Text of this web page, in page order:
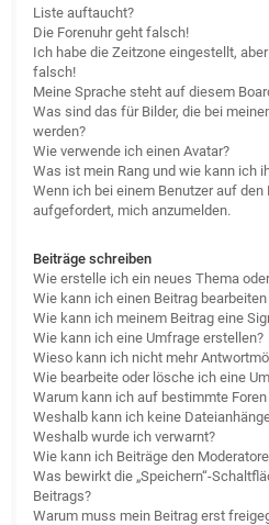
Liste auftaucht?
Die Forenuhr geht falsch!
Ich habe die Zeitzone eingestellt,
falsch!
Meine Sprache steht auf diesem
Was sind das für Bilder, die bei
werden?
Wie verwende ich einen Avatar?
Was ist mein Rang und wie kann ich
Wenn ich bei einem Benutzer auf
aufgefordert, mich anzumelden.
Beiträge schreiben
Wie erstelle ich ein neues Thema
Wie kann ich einen Beitrag
Wie kann ich meinem Beitrag eine
Wie kann ich eine Umfrage erstellen?
Wieso kann ich nicht mehr
Wie bearbeite oder lösche ich eine
Warum kann ich auf bestimmte
Weshalb kann ich keine
Weshalb wurde ich verwarnt?
Wie kann ich Beiträge den
Was bewirkt die „Speichern“-
Beitrags?
Warum muss mein Beitrag erst